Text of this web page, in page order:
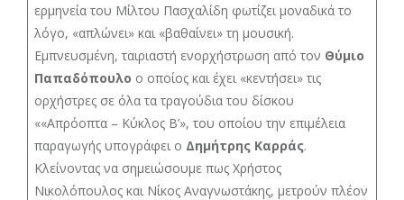
ερμηνεία του Μίλτου Πασχαλίδη φωτίζει μοναδικά το
λόγο, «απλώνει» και «βαθαίνει» τη μουσική.
Εμπνευσμένη, ταιριαστή ενορχήστρωση από τον Θύμιο
Παπαδόπουλο ο οποίος και έχει «κεντήσει» τις
ορχήστρες σε όλα τα τραγούδια του δίσκου
««Απρόοπτα – Κύκλος Β’», του οποίου την επιμέλεια
παραγωγής υπογράφει ο Δημήτρης Καρράς.
Κλείνοντας να σημειώσουμε πως Χρήστος
Νικολόπουλος και Νίκος Αναγνωστάκης, μετρούν πλέον